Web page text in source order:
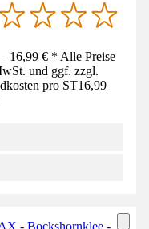
16,99 € * Alle Preise
und ggf. zzgl.
pro ST16,99
- Bockshornklee -